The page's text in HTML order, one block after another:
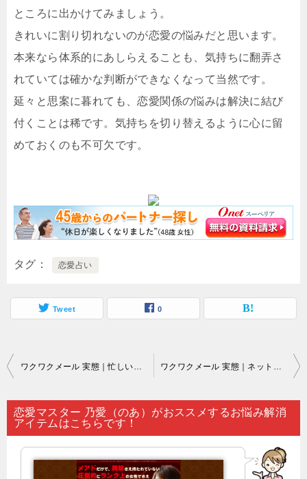
ところに出かけてみましょう。
きれいに割り切れないのが恋愛の悩みだと思います。
本来なら体系的にあしらえることも、気持ちに翻弄さ
れていては確かな判断ができなくなって当然です。
延々と思案に暮れても、恋愛関係の悩みは解決に結び
付くことは稀です。気持ちを切り替えるように心に留
めておくのも不可欠です。
タグ 恋愛占い
Tweet 0
投
ナ
ビ
ワクワクメール 実態｜忙しいことを理由に出会いをなおざりにしていると…。 ワクワクメール 実態｜ネットで見つかる出会い系サイト（ワクワクメールなど）のうち何パーセントかはサクラのみで…。
恋愛マスター 乃愛（のあ）がおススメするお悩み解消
アイテムはこちらです！